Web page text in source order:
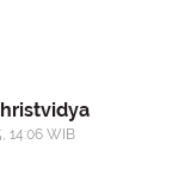
14:06 WIB